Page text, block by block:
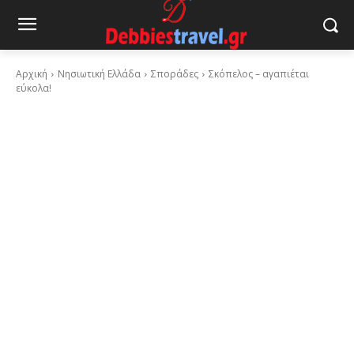
Αρχική Νησιωτική Ελλάδα Σποράδες
Σκόπελος – αγαπιέται
εύκολα!